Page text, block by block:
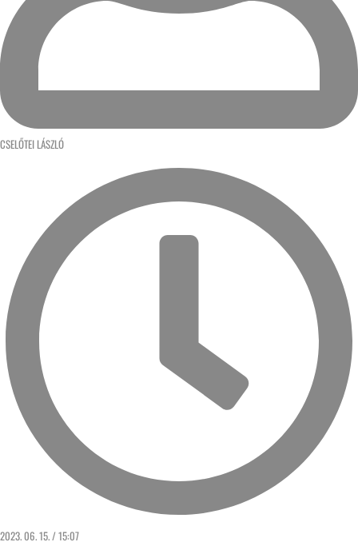
CSELŐTEI LÁSZLÓ
2023. 06. 15. / 15:07